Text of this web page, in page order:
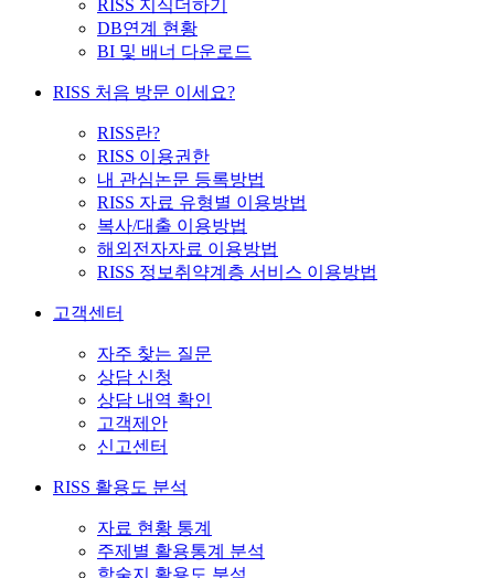
RISS 지식더하기
DB연계 현황
BI 및 배너 다운로드
RISS 처음 방문 이세요?
RISS란?
RISS 이용권한
내 관심논문 등록방법
RISS 자료 유형별 이용방법
복사/대출 이용방법
해외전자자료 이용방법
RISS 정보취약계층 서비스 이용방법
고객센터
자주 찾는 질문
상담 신청
상담 내역 확인
고객제안
신고센터
RISS 활용도 분석
자료 현황 통계
주제별 활용통계 분석
학술지 활용도 분석